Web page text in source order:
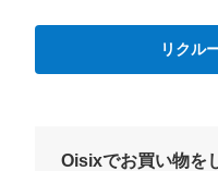
リクル
Oisixでお買い物を